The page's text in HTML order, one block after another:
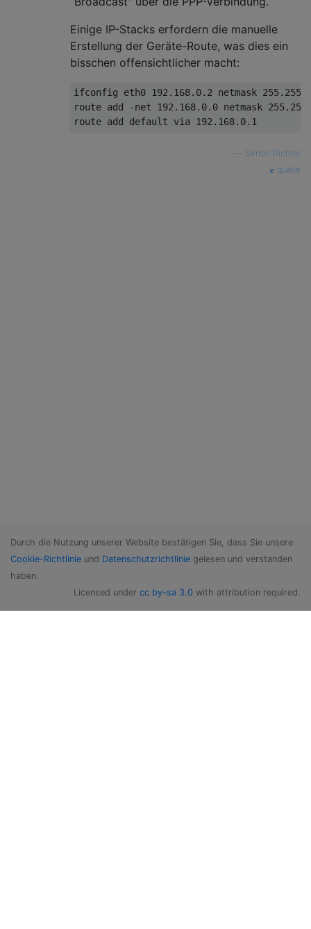
Einige IP-Stacks erfordern die manuelle
Erstellung der Geräte-Route, was dies ein
bisschen offensichtlicher macht:
ifconfig eth0 192.168.0.2 netmask
route add -net 192.168.0.0 netmask
Simon Richter
quelle
Durch die Nutzung unserer Website bestätigen Sie, dass Sie unsere
Cookie-Richtlinie und Datenschutzrichtlinie gelesen und verstanden
haben.
Licensed under cc by-sa 3.0 with attribution required.